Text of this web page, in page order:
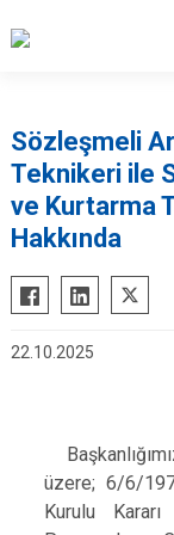
Sözleşmeli
Teknikeri ile
ve Kurtarma
Hakkında
22.10.2025
üzere; 6/6/
Kurulu